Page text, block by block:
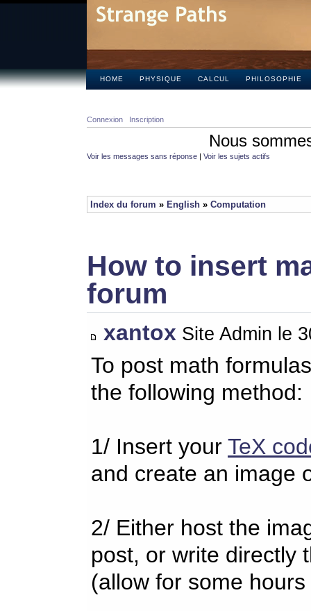
HOME PHYSIQUE CALCUL PHILOSOPHIE
Connexion Inscription
Nous
Voir les messages sans réponse | Voir les sujets actifs
Index du forum » English » Computation
How to insert
forum
xantox Site Admin le
To post math
the following method:
1/ Insert your TeX
and create an image
2/ Either host the
post, or write directly
(allow for some